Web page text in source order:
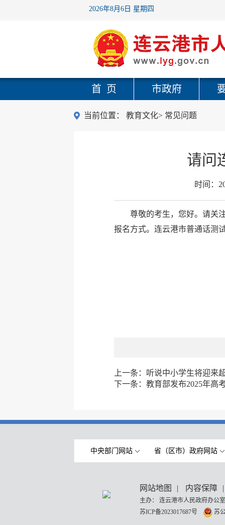
2026年8月6日 星期四
首 页 市政府
当前位置： 教育文化> 常见问题
请问
时间：
尊敬的考生，您好。请关
报名方式。连云港市普通话测
上一条：
听说中小学生将迎来
下一条： 教育部发布2025年高
中央部门网站 省（区市）政府网站
网站地图 | 内容保障 |
主办： 连云港市人民政府办
苏ICP备2023017687号
苏